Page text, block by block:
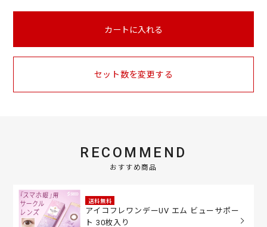
カートに入れる
セット数を変更する
RECOMMEND
おすすめ商品
送料無料
アイコフレワンデーUV エム ビューサポー
ト 30枚入り